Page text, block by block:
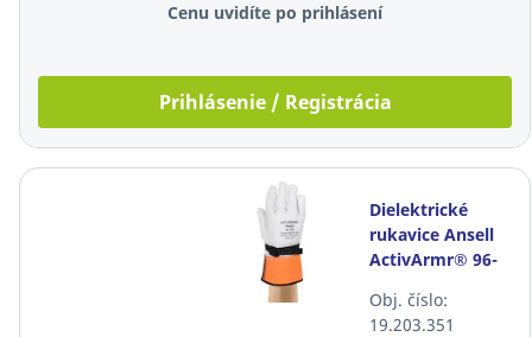
Cenu uvidíte po prihlásení
Prihlásenie / Registrácia
Dielektrické
rukavice Ansell
ActivArmr® 96-
biele, 10 párov
Obj. číslo:
19.203.351